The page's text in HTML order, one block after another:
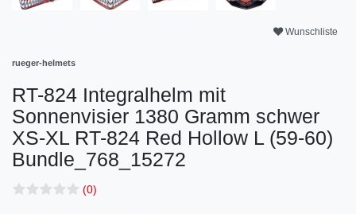
Wunschliste
rueger-helmets
RT-824 Integralhelm mit
Sonnenvisier 1380 Gramm schwer
XS-XL
RT-824 Red Hollow L (59-60)
Bundle_768_15272
(0)